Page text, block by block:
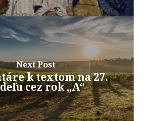
Next Post
k textom na 27.
cez rok „A“